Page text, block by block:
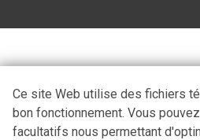
Ce site Web utilise des fichiers
bon fonctionnement. Vous
facultatifs nous permettant